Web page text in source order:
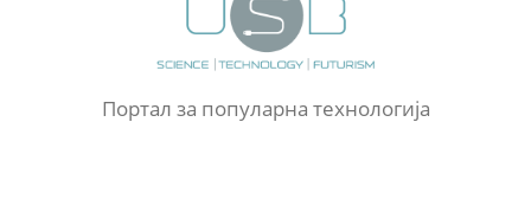
Портал за популарна технологија